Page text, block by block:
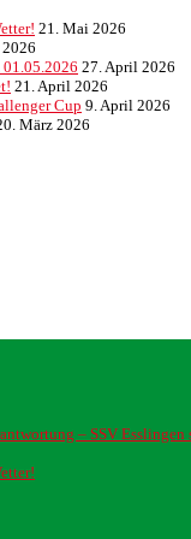
21. Mai 2026
01.05.2026 27. April 2026
21. April 2026
Cup 9. April 2026
März 2026
– SSV